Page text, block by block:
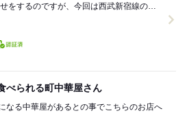
をするのですが、今回は西武新宿線の新
べられる町中華屋さん
なる中華屋があるとの事でこちらのお店へ